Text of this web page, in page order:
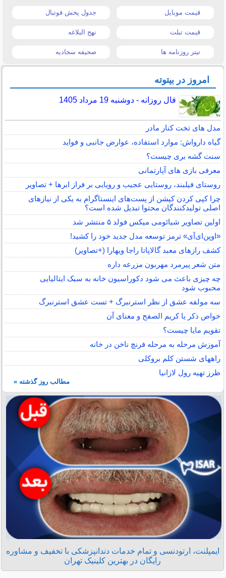
قیمت موبایل جدول پخش فوتبال
قیمت تبلت نهج البلاغه
تیتر روزنامه ها صحیفه سجادیه
امروز در بیتوته
فال روزانه - دوشنبه 19 مرداد 1405
مدل های تخت کنار مادر
گیاه دارواش: موارد استفاده، عوارض جانبی و فواید
سنت گشه بری چیست؟
معرفی بازی های آپارتمانی
روستای فیلبند، روستایی عجیب و رویایی بر فراز ابرها + تصاویر
چرا کپی کردن کپشن از پست‌های اینستاگرام به یکی از نیازهای
اصلی تولیدکنندگان محتوا تبدیل شده است؟
اولین تصاویر شیائومی میکس فولد ۵ منتشر شد
«اوپن‌ای‌آی» ترمز توسعه مدل جدید خود را کشید!
کشف رازهای معبد گالاپاتا راجا ویهارا (+تصاویر)
متن شعر پیرمرد مهربون مزرعه داره
چه چیزی باعث می شود دکوراسیون خانه به سبک ایتالیایی
محبوب شود
سه مولفه عشق از نظر استرنبرگ + تست عشق استرنبرگ
خواص ذکر یا کریم الصفح و معنای آن
تقویم مایا چیست؟
آموزش مرحله به مرحله فرنچ ناخن در خانه
راههای شستن کلم بروکلی
طرز تهیه رول لازانیا
مطالب روز گذشته »
ایمپلنت، ارتودنسی و تمام خدمات دندانپزشکی با تخفیف و مشاوره
رایگان در بهترین کلینیک تهران